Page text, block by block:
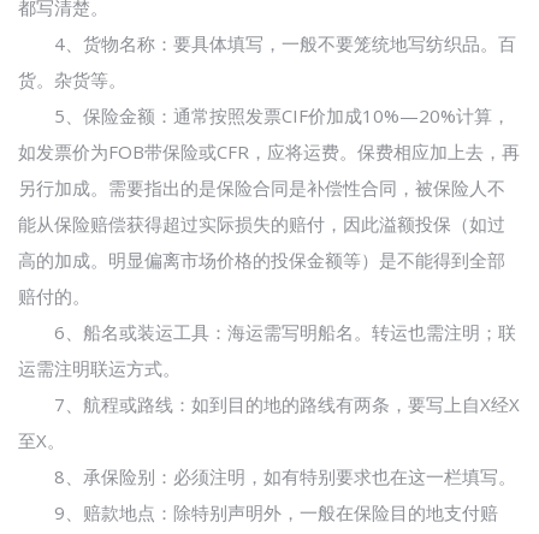
都写清楚。
4、货物名称：要具体填写，一般不要笼统地写纺织品。百
货。杂货等。
5、保险金额：通常按照发票CIF价加成10%—20%计算，
如发票价为FOB带保险或CFR，应将运费。保费相应加上去，再
另行加成。需要指出的是保险合同是补偿性合同，被保险人不
能从保险赔偿获得超过实际损失的赔付，因此溢额投保（如过
高的加成。明显偏离市场价格的投保金额等）是不能得到全部
赔付的。
6、船名或装运工具：海运需写明船名。转运也需注明；联
运需注明联运方式。
7、航程或路线：如到目的地的路线有两条，要写上自X经X
至X。
8、承保险别：必须注明，如有特别要求也在这一栏填写。
9、赔款地点：除特别声明外，一般在保险目的地支付赔